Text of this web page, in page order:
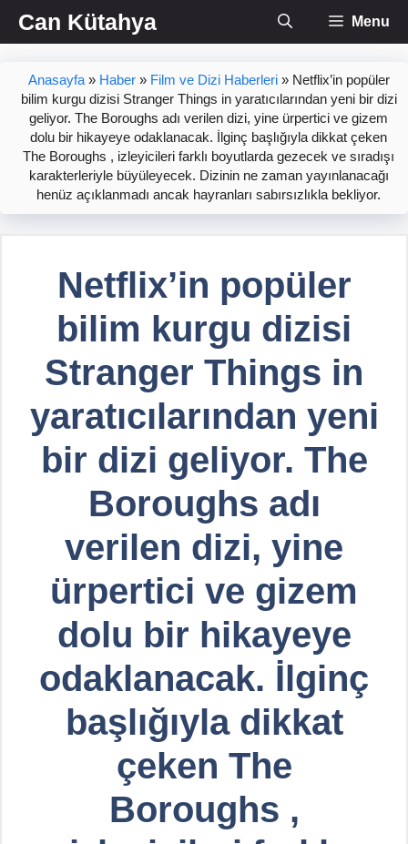
İçeriğe
atlaCan Kütahya Menu
Anasayfa» Haber» Film ve Dizi Haberleri» Netflix’in popüler
bilim kurgu dizisi Stranger Things in yaratıcılarından yeni bir dizi
geliyor. The Boroughs adı verilen dizi, yine ürpertici ve gizem
dolu bir hikayeye odaklanacak. İlginç başlığıyla dikkat çeken
The Boroughs , izleyicileri farklı boyutlarda gezecek ve sıradışı
karakterleriyle büyüleyecek. Dizinin ne zaman yayınlanacağı
henüz açıklanmadı ancak hayranları sabırsızlıkla bekliyor.
Netflix’in popüler
bilim kurgu dizisi
Stranger Things in
yaratıcılarından yeni
bir dizi geliyor. The
Boroughs adı
verilen dizi, yine
ürpertici ve gizem
dolu bir hikayeye
odaklanacak. İlginç
başlığıyla dikkat
çeken The
Boroughs ,